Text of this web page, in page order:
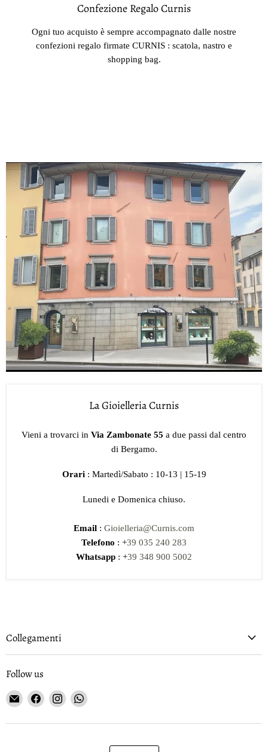
Confezione Regalo Curnis
Ogni tuo acquisto è sempre accompagnato dalle nostre
confezioni regalo firmate CURNIS : scatola, nastro e
shopping bag.
La Gioielleria Curnis
Vieni a trovarci in Via Zambonate 55 a due passi dal centro
di Bergamo.
Orari : Martedì/Sabato : 10-13 | 15-19
Lunedi e Domenica chiuso.
Email : Gioielleria@Curnis.com
Telefono : +39 035 240 283
Whatsapp : +39 348 900 5002
Collegamenti
Follow us
Email
Gioielleria
Curnis
Find
on
Find
on
Find
on